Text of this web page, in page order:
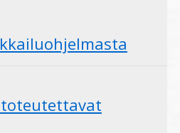
toteutettavat